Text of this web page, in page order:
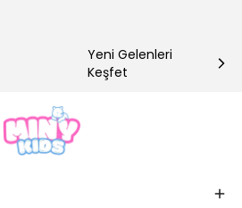
Yeni Gelenleri
Keşfet